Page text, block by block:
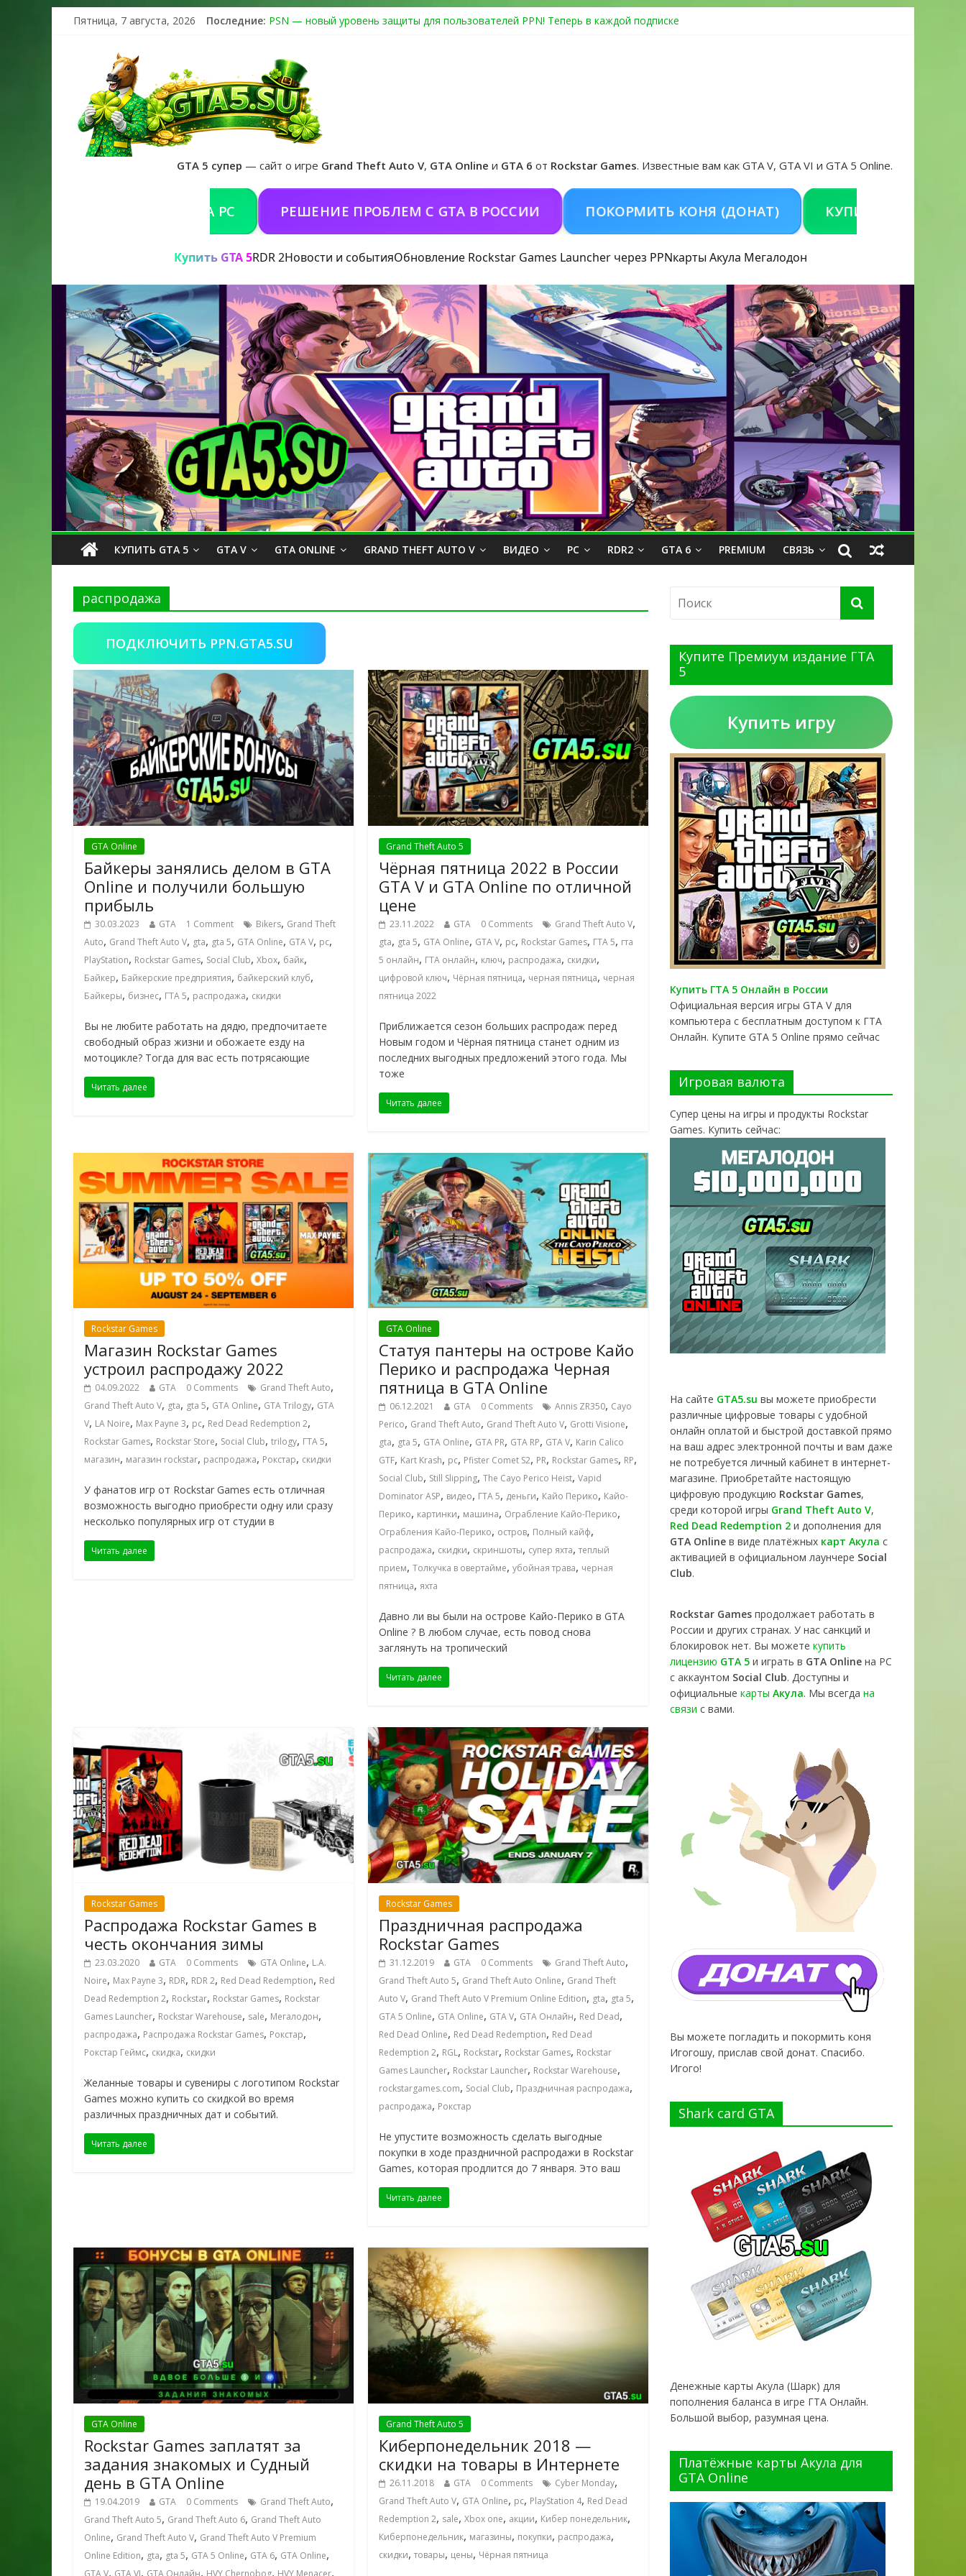
Пятница, 7 августа, 2026 Последние: PSN — новый уровень защиты для пользователей PPN! Теперь в каждой подписке
Получайте особые награды в GTA Online по программе Fine Art Collector
GTA 6 официальная обложка игры и Предзаказ Grand Theft Auto VI
GTA 5 супер — сайт о игре Grand Theft Auto V, GTA Online и GTA 6 от Rockstar Games. Известные вам как GTA V, GTA VI и GTA 5 Online.
РЕШЕНИЕ ПРОБЛЕМ С GTA В РОССИИ ПОКОРМИТЬ КОНЯ (ДОНАТ) КУПИТЬ GTA 5 ONLINE НА PC
Купить GTA 5RDR 2Новости и событияОбновление Rockstar Games Launcher через PPNкарты Акула Мегалодон
КУПИТЬ GTA 5 GTA V GTA ONLINE GRAND THEFT AUTO V ВИДЕО PC RDR2 GTA 6 PREMIUM СВЯЗЬ
распродажа
ПОДКЛЮЧИТЬ PPN.GTA5.SU
GTA Online
Байкеры занялись делом в GTA
Online и получили большую
прибыль
30.03.2023 GTA 1 Comment Bikers, Grand Theft
Auto, Grand Theft Auto V, gta, gta 5, GTA Online, GTA V, pc,
PlayStation, Rockstar Games, Social Club, Xbox, байк,
Байкер, Байкерские предприятия, байкерский клуб,
Байкеры, бизнес, ГТА 5, распродажа, скидки
Вы не любите работать на дядю, предпочитаете
свободный образ жизни и обожаете езду на
мотоцикле? Тогда для вас есть потрясающие
Читать далее
Grand Theft Auto 5
Чёрная пятница 2022 в России
GTA V и GTA Online по отличной
цене
23.11.2022 GTA 0 Comments Grand Theft Auto V,
gta, gta 5, GTA Online, GTA V, pc, Rockstar Games, ГТА 5, гта
5 онлайн, ГТА онлайн, ключ, распродажа, скидки,
цифровой ключ, Чёрная пятница, черная пятница, черная
пятница 2022
Приближается сезон больших распродаж перед
Новым годом и Чёрная пятница станет одним из
последних выгодных предложений этого года. Мы
тоже
Читать далее
Rockstar Games
Магазин Rockstar Games
устроил распродажу 2022
04.09.2022 GTA 0 Comments Grand Theft Auto,
Grand Theft Auto V, gta, gta 5, GTA Online, GTA Trilogy, GTA
V, LA Noire, Max Payne 3, pc, Red Dead Redemption 2,
Rockstar Games, Rockstar Store, Social Club, trilogy, ГТА 5,
магазин, магазин rockstar, распродажа, Рокстар, скидки
У фанатов игр от Rockstar Games есть отличная
возможность выгодно приобрести одну или сразу
несколько популярных игр от студии в
Читать далее
GTA Online
Статуя пантеры на острове Кайо
Перико и распродажа Черная
пятница в GTA Online
06.12.2021 GTA 0 Comments Annis ZR350, Cayo
Perico, Grand Theft Auto, Grand Theft Auto V, Grotti Visione,
gta, gta 5, GTA Online, GTA PR, GTA RP, GTA V, Karin Calico
GTF, Kart Krash, pc, Pfister Comet S2, PR, Rockstar Games, RP,
Social Club, Still Slipping,The Cayo Perico Heist,Vapid
Dominator ASP, видео, ГТА 5, деньги, Кайо Перико, Кайо-
Перико, картинки, машина, Ограбление Кайо-Перико,
Ограбления Кайо-Перико, остров, Полный кайф,
распродажа, скидки, скриншоты, супер яхта,теплый
прием,Толкучка в овертайме,убойная трава, черная
пятница, яхта
Давно ли вы были на острове Кайо-Перико в GTA
Online ? В любом случае, есть повод снова
заглянуть на тропический
Читать далее
Rockstar Games
Распродажа Rockstar Games в
честь окончания зимы
23.03.2020 GTA 0 Comments GTA Online, L.A.
Noire, Max Payne 3, RDR, RDR 2, Red Dead Redemption, Red
Dead Redemption 2, Rockstar, Rockstar Games, Rockstar
Games Launcher, Rockstar Warehouse, sale, Мегалодон,
распродажа, Распродажа Rockstar Games, Рокстар,
Рокстар Геймс, скидка, скидки
Желанные товары и сувениры с логотипом Rockstar
Games можно купить со скидкой во время
различных праздничных дат и событий.
Читать далее
Rockstar Games
Праздничная распродажа
Rockstar Games
31.12.2019 GTA 0 Comments Grand Theft Auto,
Grand Theft Auto 5, Grand Theft Auto Online, Grand Theft
Auto V, Grand Theft Auto V Premium Online Edition, gta, gta 5,
GTA 5 Online, GTA Online, GTA V, GTA Онлайн, Red Dead,
Red Dead Online, Red Dead Redemption, Red Dead
Redemption 2, RGL, Rockstar, Rockstar Games, Rockstar
Games Launcher, Rockstar Launcher, Rockstar Warehouse,
rockstargames.com, Social Club, Праздничная распродажа,
распродажа, Рокстар
Не упустите возможность сделать выгодные
покупки в ходе праздничной распродажи в Rockstar
Games, которая продлится до 7 января. Это ваш
Читать далее
GTA Online
Rockstar Games заплатят за
задания знакомых и Судный
день в GTA Online
19.04.2019 GTA 0 Comments Grand Theft Auto,
Grand Theft Auto 5, Grand Theft Auto 6, Grand Theft Auto
Online, Grand Theft Auto V, Grand Theft Auto V Premium
Online Edition, gta, gta 5, GTA 5 Online, GTA 6, GTA Online,
GTA V, GTA VI, GTA Онлайн, HVY Chernobog, HVY Menacer,
Grand Theft Auto 5
Киберпонедельник 2018 —
скидки на товары в Интернете
26.11.2018 GTA 0 Comments Cyber Monday,
Grand Theft Auto V, GTA Online, pc, PlayStation 4, Red Dead
Redemption 2, sale,Xbox one, акции, Кибер понедельник,
Киберпонедельник, магазины, покупки, распродажа,
скидки,товары, цены, Чёрная пятница
Купите Премиум издание ГТА
5
Купить игру
Купить ГТА 5 Онлайн в России
Официальная версия игры GTA V для
компьютера с бесплатным доступом к ГТА
Онлайн. Купите GTA 5 Online прямо сейчас
Игровая валюта
Супер цены на игры и продукты Rockstar
Games. Купить сейчас:
На сайте GTA5.su вы можете приобрести
различные цифровые товары с удобной
онлайн оплатой и быстрой доставкой прямо
на ваш адрес электронной почты и вам даже
не потребуется личный кабинет в интернет-
магазине. Приобретайте настоящую
цифровую продукцию Rockstar Games,
среди которой игры Grand Theft Auto V,
Red Dead Redemption 2 и дополнения для
GTA Online в виде платёжных карт Акула с
активацией в официальном лаунчере Social
Club.
Rockstar Games продолжает работать в
России и других странах. У нас санкций и
блокировок нет. Вы можете купить
лицензию GTA 5 и играть в GTA Online на PC
с аккаунтом Social Club. Доступны и
официальные карты Акула. Мы всегда на
связи с вами.
Вы можете погладить и покормить коня
Игогошу, прислав свой донат. Спасибо.
Игого!
Shark card GTA
Денежные карты Акула (Шарк) для
пополнения баланса в игре ГТА Онлайн.
Большой выбор, разумная цена.
Платёжные карты Акула для
GTA Online